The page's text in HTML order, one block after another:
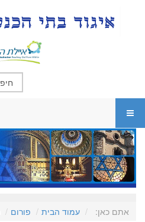
אתם כאן: עמוד הבית פורום